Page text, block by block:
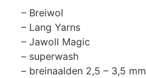
– Breiwol
– Lang Yarns
– Jawoll Magic
– superwash
– breinaalden 2,5 – 3,5 mm